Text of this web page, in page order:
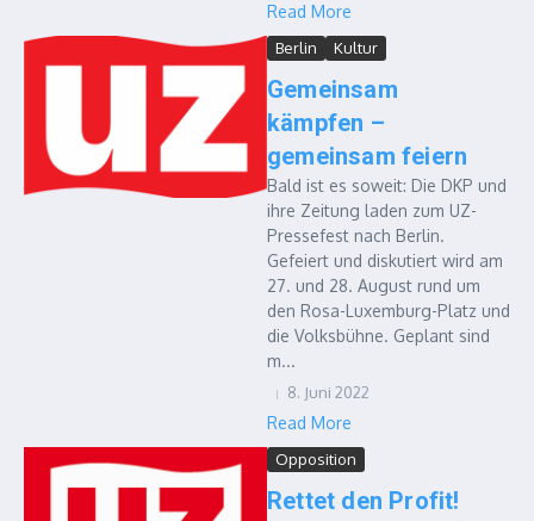
Read More
Berlin Kultur
Gemeinsam
kämpfen –
gemeinsam feiern
Bald ist es soweit: Die DKP und
ihre Zeitung laden zum UZ-
Pressefest nach Berlin.
Gefeiert und diskutiert wird am
27. und 28. August rund um
den Rosa-Luxemburg-Platz und
die Volksbühne. Geplant sind
m...
8. Juni 2022
Read More
Opposition
Rettet den Profit!